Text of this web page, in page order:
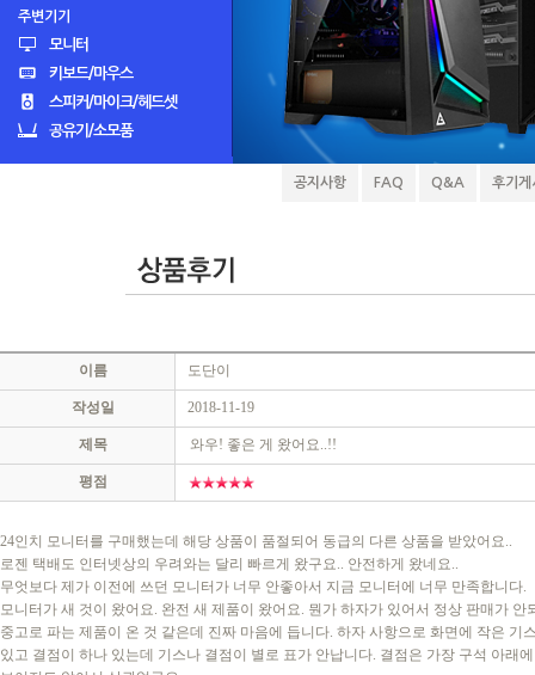
주변기기
모니터
키보드/마우스
스피커/마이크/헤드셋
공유기/소모품
공지사항 FAQ Q&A 후기게
이름 도단이
작성일 2018-11-19
제목 와우! 좋은 게 왔어요..!!
평점
24인치 모니터를 구매했는데 해당 상품이 품절되어 동급의 다른 상품을 받았어요..
로젠 택배도 인터넷상의 우려와는 달리 빠르게 왔구요.. 안전하게 왔네요..
무엇보다 제가 이전에 쓰던 모니터가 너무 안좋아서 지금 모니터에 너무 만족합니다.
모니터가 새 것이 왔어요. 완전 새 제품이 왔어요. 뭔가 하자가 있어서 정상 판매가 안
중고로 파는 제품이 온 것 같은데 진짜 마음에 듭니다. 하자 사항으로 화면에 작은 기
있고 결점이 하나 있는데 기스나 결점이 별로 표가 안납니다. 결점은 가장 구석 아래